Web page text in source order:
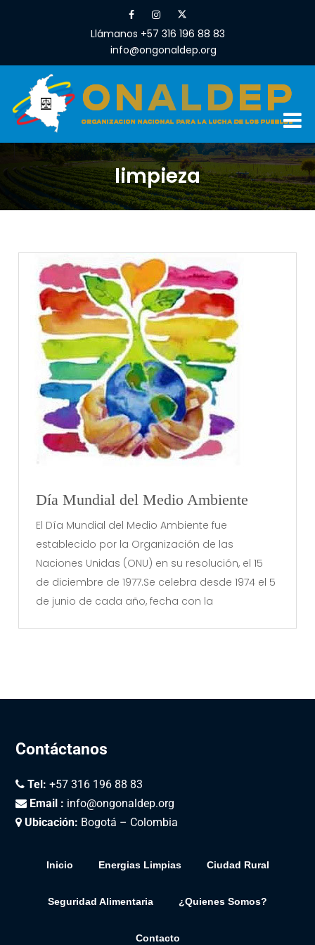
Llámanos +57 316 196 88 83
info@ongonaldep.org
limpieza
Día Mundial del Medio Ambiente
El Día Mundial del Medio Ambiente fue
establecido por la Organización de las
Naciones Unidas (ONU) en su resolución, el 15
de diciembre de 1977.Se celebra desde 1974 el 5
de junio de cada año, fecha con la
Contáctanos
Tel: +57 316 196 88 83
Email : info@ongonaldep.org
Ubicación: Bogotá – Colombia
Inicio Energias Limpias Ciudad Rural
Seguridad Alimentaria ¿Quienes Somos?
Contacto